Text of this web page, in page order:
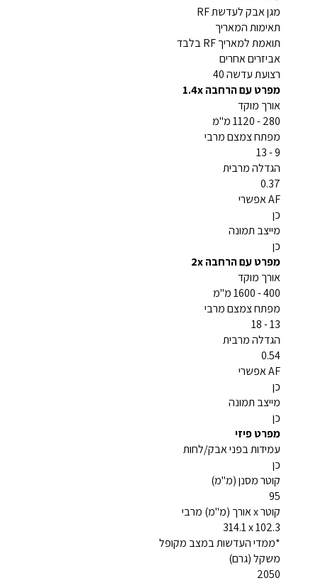
מגן אבק לעדשת RF
תאימות המאריך
תואמת למאריך RF בלבד
אביזרים אחרים
רצועת עדשה 40
מפרט עם הרחבה 1.4x
אורך מוקד
280 - 1120 מ"מ
מפתח צמצם מרבי
9 - 13
הגדלה מרבית
0.37
AF אפשרי
כן
מייצב תמונה
כן
מפרט עם הרחבה 2x
אורך מוקד
400 - 1600 מ"מ
מפתח צמצם מרבי
13 - 18
הגדלה מרבית
0.54
AF אפשרי
כן
מייצב תמונה
כן
מפרט פיזי
עמידות בפני אבק/לחות
כן
קוטר מסנן (מ"מ)
95
קוטר x אורך (מ"מ) מרבי
102.3 x‏ 314.1
*ממדי העדשות במצב מקופל
משקל (גרם)
2050